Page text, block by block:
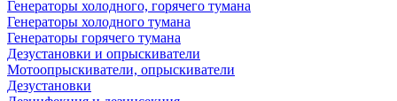
Генераторы холодного, горячего тумана
Генераторы холодного тумана
Генераторы горячего тумана
Дезустановки и опрыскиватели
Мотоопрыскиватели, опрыскиватели
Дезустановки